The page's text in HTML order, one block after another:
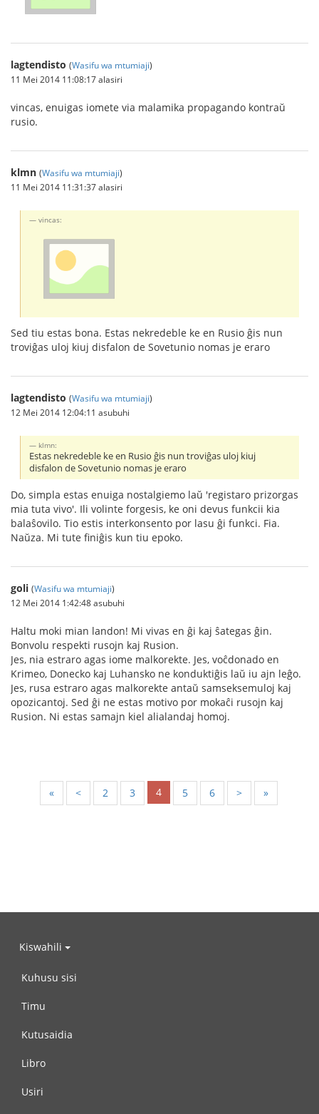
lagtendisto (Wasifu wa mtumiaji)
11 Mei 2014 11:08:17 alasiri
vincas, enuigas iomete via malamika propagando kontraŭ
rusio.
klmn (Wasifu wa mtumiaji)
11 Mei 2014 11:31:37 alasiri
vincas:
Sed tiu estas bona. Estas nekredeble ke en Rusio ĝis nun
troviĝas uloj kiuj disfalon de Sovetunio nomas je eraro
lagtendisto (Wasifu wa mtumiaji)
12 Mei 2014 12:04:11 asubuhi
klmn:
Estas nekredeble ke en Rusio ĝis nun troviĝas uloj kiuj
disfalon de Sovetunio nomas je eraro
Do, simpla estas enuiga nostalgiemo laŭ 'registaro prizorgas
mia tuta vivo'. Ili volinte forgesis, ke oni devus funkcii kia
balaŝovilo. Tio estis interkonsento por lasu ĝi funkci. Fia.
Naŭza. Mi tute finiĝis kun tiu epoko.
goli (Wasifu wa mtumiaji)
12 Mei 2014 1:42:48 asubuhi
Haltu moki mian landon! Mi vivas en ĝi kaj ŝategas ĝin.
Bonvolu respekti rusojn kaj Rusion.
Jes, nia estraro agas iome malkorekte. Jes, voĉdonado en
Krimeo, Donecko kaj Luhansko ne konduktiĝis laŭ iu ajn leĝo.
Jes, rusa estraro agas malkorekte antaŭ samseksemuloj kaj
opozicantoj. Sed ĝi ne estas motivo por mokaĉi rusojn kaj
Rusion. Ni estas samajn kiel alialandaj homoj.
« < 2 3 4 5 6 > »
Kiswahili
Kuhusu sisi
Timu
Kutusaidia
Libro
Usiri